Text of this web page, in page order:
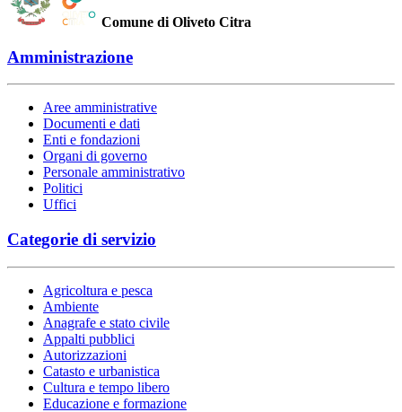
Comune di Oliveto Citra
Amministrazione
Aree amministrative
Documenti e dati
Enti e fondazioni
Organi di governo
Personale amministrativo
Politici
Uffici
Categorie di servizio
Agricoltura e pesca
Ambiente
Anagrafe e stato civile
Appalti pubblici
Autorizzazioni
Catasto e urbanistica
Cultura e tempo libero
Educazione e formazione